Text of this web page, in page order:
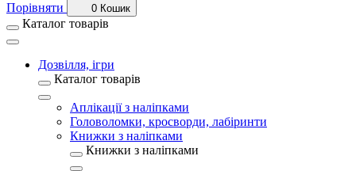
Порівняти
0 Кошик
Каталог товарів
Дозвілля, ігри
Каталог товарів
Аплікації з наліпками
Головоломки, кросворди, лабіринти
Книжки з наліпками
Книжки з наліпками